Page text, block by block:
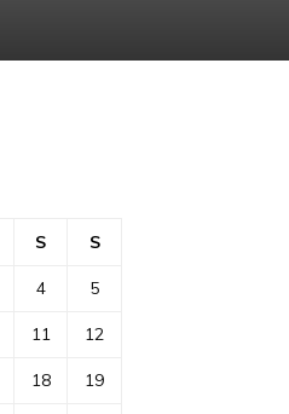
S S
4 5
11 12
18 19